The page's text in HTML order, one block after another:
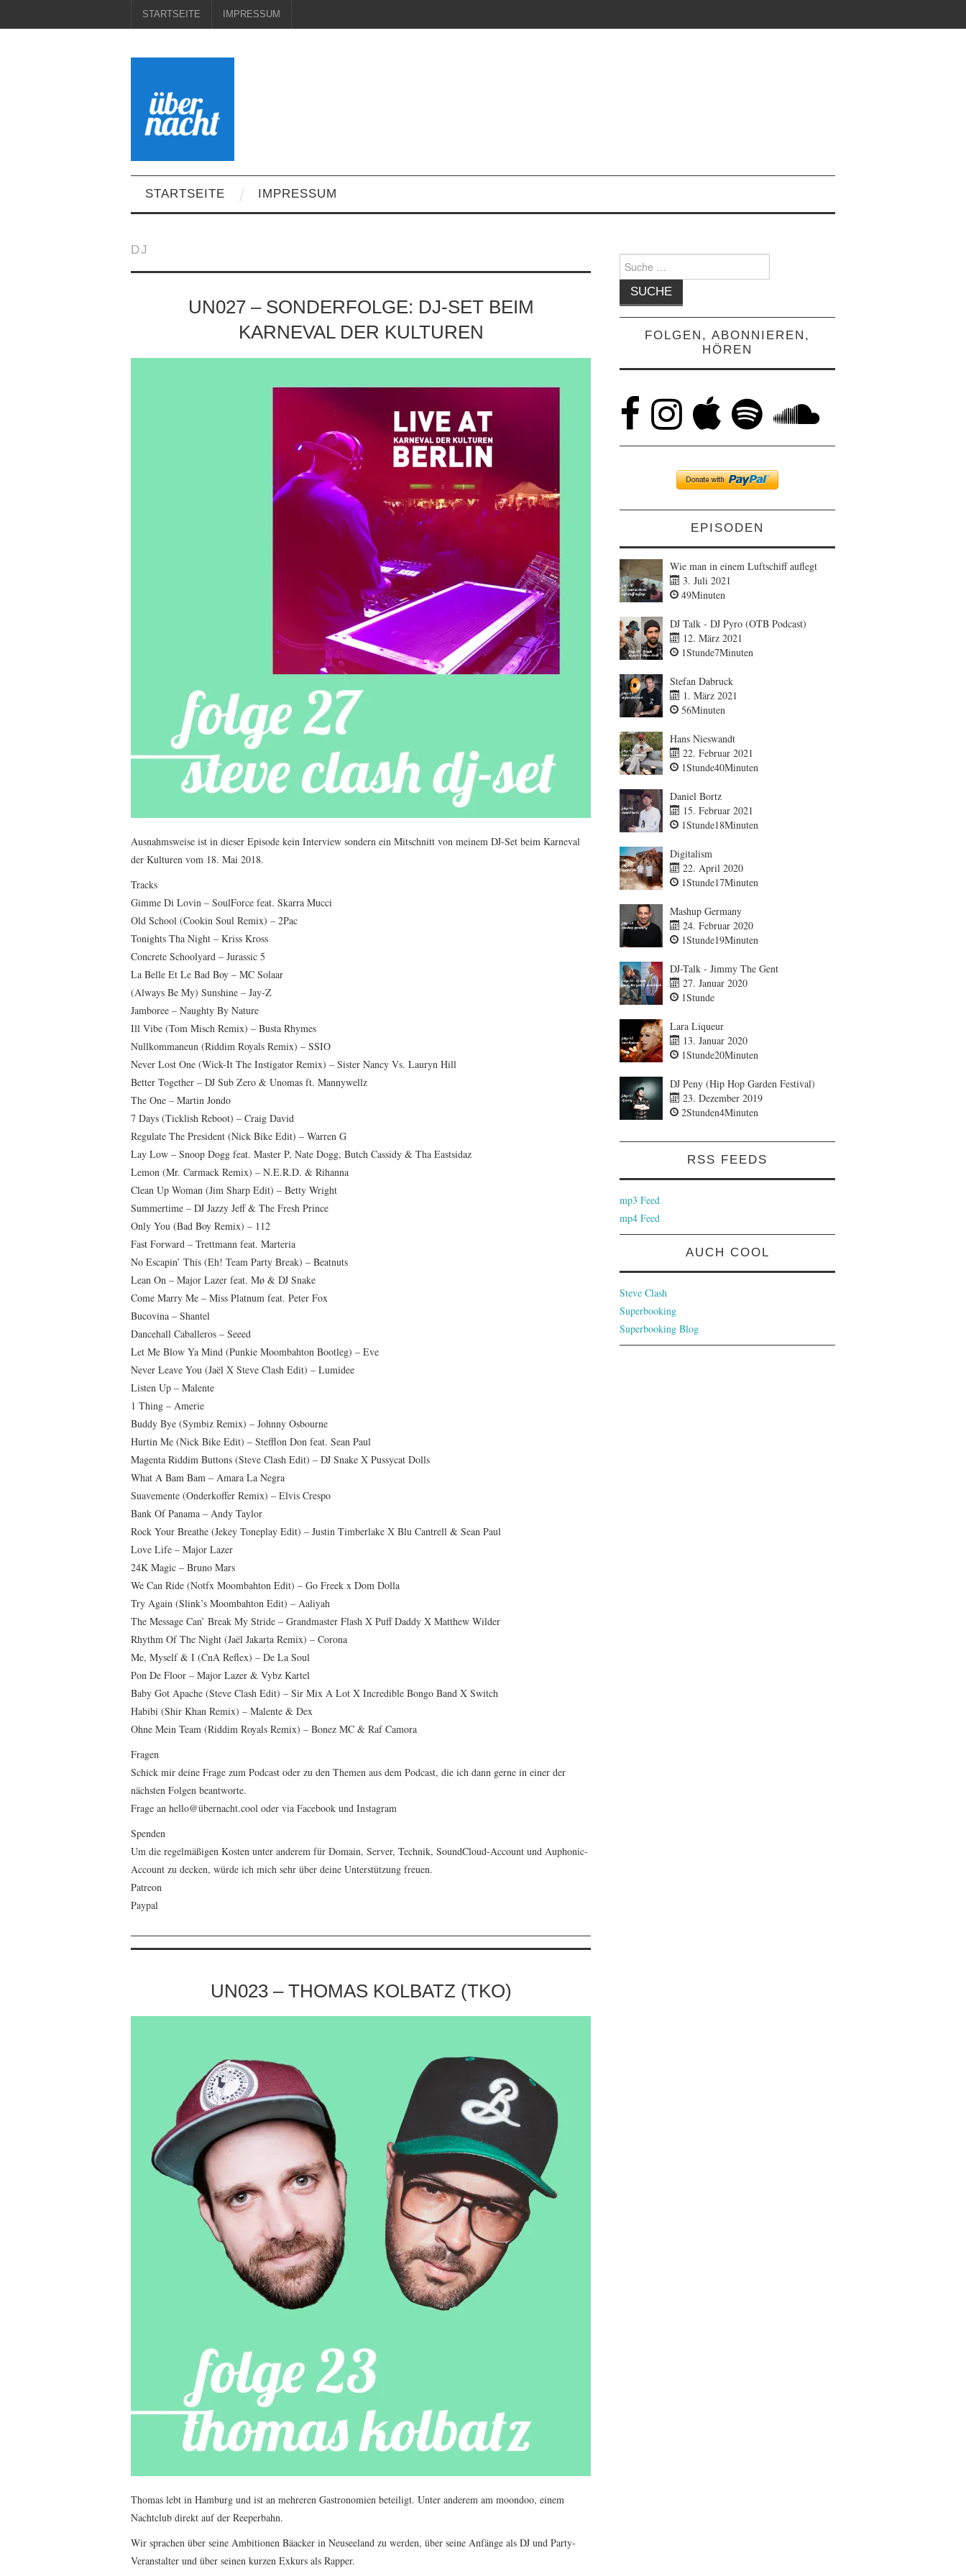
STARTSEITE IMPRESSUM
STARTSEITE IMPRESSUM
DJ
UN027 – SONDERFOLGE: DJ-SET BEIM
KARNEVAL DER KULTUREN
Ausnahmsweise ist in dieser Episode kein Interview sondern ein Mitschnitt von meinem DJ-Set beim Karneval
der Kulturen vom 18. Mai 2018.
Tracks
Gimme Di Lovin – SoulForce feat. Skarra Mucci
Old School (Cookin Soul Remix) – 2Pac
Tonights Tha Night – Kriss Kross
Concrete Schoolyard – Jurassic 5
La Belle Et Le Bad Boy – MC Solaar
(Always Be My) Sunshine – Jay-Z
Jamboree – Naughty By Nature
Ill Vibe (Tom Misch Remix) – Busta Rhymes
Nullkommaneun (Riddim Royals Remix) – SSIO
Never Lost One (Wick-It The Instigator Remix) – Sister Nancy Vs. Lauryn Hill
Better Together – DJ Sub Zero & Unomas ft. Mannywellz
The One – Martin Jondo
7 Days (Ticklish Reboot) – Craig David
Regulate The President (Nick Bike Edit) – Warren G
Lay Low – Snoop Dogg feat. Master P, Nate Dogg, Butch Cassidy & Tha Eastsidaz
Lemon (Mr. Carmack Remix) – N.E.R.D. & Rihanna
Clean Up Woman (Jim Sharp Edit) – Betty Wright
Summertime – DJ Jazzy Jeff & The Fresh Prince
Only You (Bad Boy Remix) – 112
Fast Forward – Trettmann feat. Marteria
No Escapin’ This (Eh! Team Party Break) – Beatnuts
Lean On – Major Lazer feat. Mø & DJ Snake
Come Marry Me – Miss Platnum feat. Peter Fox
Bucovina – Shantel
Dancehall Caballeros – Seeed
Let Me Blow Ya Mind (Punkie Moombahton Bootleg) – Eve
Never Leave You (Jaël X Steve Clash Edit) – Lumidee
Listen Up – Malente
1 Thing – Amerie
Buddy Bye (Symbiz Remix) – Johnny Osbourne
Hurtin Me (Nick Bike Edit) – Stefflon Don feat. Sean Paul
Magenta Riddim Buttons (Steve Clash Edit) – DJ Snake X Pussycat Dolls
What A Bam Bam – Amara La Negra
Suavemente (Onderkoffer Remix) – Elvis Crespo
Bank Of Panama – Andy Taylor
Rock Your Breathe (Jekey Toneplay Edit) – Justin Timberlake X Blu Cantrell & Sean Paul
Love Life – Major Lazer
24K Magic – Bruno Mars
We Can Ride (Notfx Moombahton Edit) – Go Freek x Dom Dolla
Try Again (Slink’s Moombahton Edit) – Aaliyah
The Message Can’ Break My Stride – Grandmaster Flash X Puff Daddy X Matthew Wilder
Rhythm Of The Night (Jaël Jakarta Remix) – Corona
Me, Myself & I (CnA Reflex) – De La Soul
Pon De Floor – Major Lazer & Vybz Kartel
Baby Got Apache (Steve Clash Edit) – Sir Mix A Lot X Incredible Bongo Band X Switch
Habibi (Shir Khan Remix) – Malente & Dex
Ohne Mein Team (Riddim Royals Remix) – Bonez MC & Raf Camora
Fragen
Schick mir deine Frage zum Podcast oder zu den Themen aus dem Podcast, die ich dann gerne in einer der
nächsten Folgen beantworte.
Frage an hello@übernacht.cool oder via Facebook und Instagram
Spenden
Um die regelmäßigen Kosten unter anderem für Domain, Server, Technik, SoundCloud-Account und Auphonic-
Account zu decken, würde ich mich sehr über deine Unterstützung freuen.
Patreon
Paypal
UN023 – THOMAS KOLBATZ (TKO)
Thomas lebt in Hamburg und ist an mehreren Gastronomien beteiligt. Unter anderem am moondoo, einem
Nachtclub direkt auf der Reeperbahn.
Wir sprachen über seine Ambitionen Bäacker in Neuseeland zu werden, über seine Anfänge als DJ und Party-
Veranstalter und über seinen kurzen Exkurs als Rapper.
Suche
nach:
FOLGEN, ABONNIEREN,
HÖREN
EPISODEN
Wie man in einem Luftschiff auflegt
3. Juli 2021
49Minuten
DJ Talk - DJ Pyro (OTB Podcast)
12. März 2021
1Stunde7Minuten
Stefan Dabruck
1. März 2021
56Minuten
Hans Nieswandt
22. Februar 2021
1Stunde40Minuten
Daniel Bortz
15. Februar 2021
1Stunde18Minuten
Digitalism
22. April 2020
1Stunde17Minuten
Mashup Germany
24. Februar 2020
1Stunde19Minuten
DJ-Talk - Jimmy The Gent
27. Januar 2020
1Stunde
Lara Liqueur
13. Januar 2020
1Stunde20Minuten
DJ Peny (Hip Hop Garden Festival)
23. Dezember 2019
2Stunden4Minuten
RSS FEEDS
mp3 Feed
mp4 Feed
AUCH COOL
Steve Clash
Superbooking
Superbooking Blog